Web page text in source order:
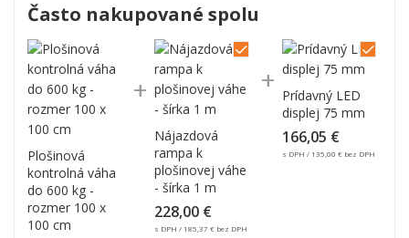
Často nakupované spolu
Plošinová
kontrolná váha
do 600 kg -
rozmer 100 x
100 cm
Nájazdová
rampa k
plošinovej váhe
- šírka 1 m
228,00 €
s DPH / 185,37€ bez DPH
Prídavný LED
displej 75 mm
166,05 €
s DPH / 135,00 €bez DPH